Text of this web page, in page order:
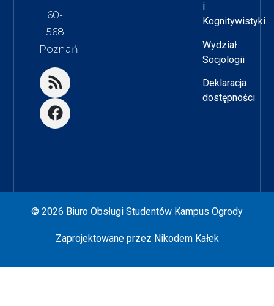
60-
568
Poznań
i
Kognitywistyki
Wydział
Socjologii
Deklaracja
dostępności
© 2026 Biuro Obsługi Studentów Kampus Ogrody
Zaprojektowane przez Nikodem Kałek